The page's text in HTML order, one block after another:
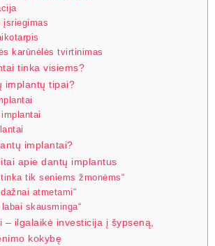
įsriegimas
karūnėlės tvirtinimas
tinka visiems?
implantų tipai?
implantai?
apie dantų implantus
tik seniems žmonėms“
atmetami“
labai skausminga“
– ilgalaikė investicija į šypseną,
kokybę